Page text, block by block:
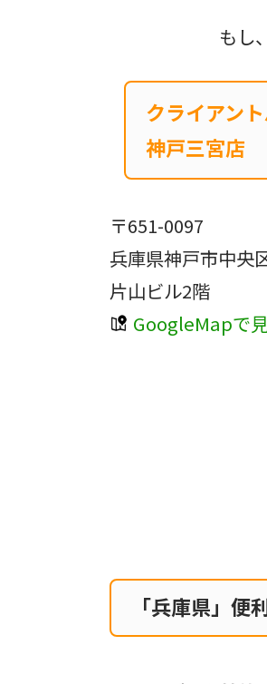
もし
クライアン
神戸三宮店
〒651-0097
兵庫県神戸市中央
片山ビル2階
GoogleMapで
「兵庫県」